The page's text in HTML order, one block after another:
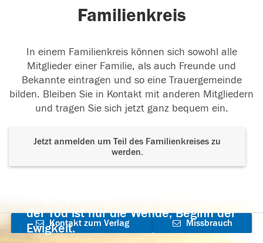
Familienkreis
In einem Familienkreis können sich sowohl alle
Mitglieder einer Familie, als auch Freunde und
Bekannte eintragen und so eine Trauergemeinde
bilden. Bleiben Sie in Kontakt mit anderen Mitgliedern
und tragen Sie sich jetzt ganz bequem ein.
Jetzt anmelden um Teil des Familienkreises zu
werden.
der Tod ist nur die Wende, Beginn der
Ewigkeit.
Kontakt zum Verlag
Missbrauch